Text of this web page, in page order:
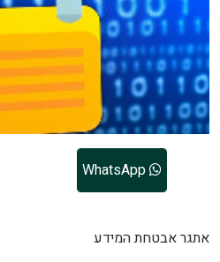
WhatsApp
אתגר אבטחת המידע